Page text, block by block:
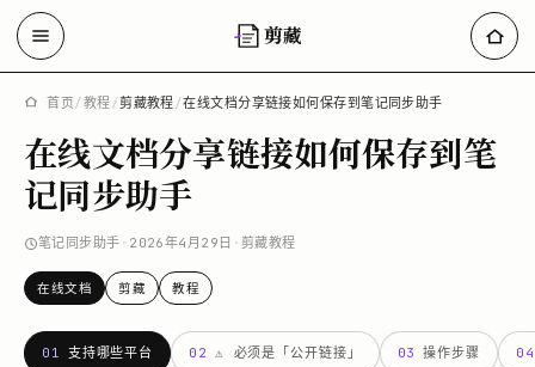
剪藏
首页/教程/剪藏教程/在线文档分享链接如何保存到笔记同步助手
在线文档分享链接如何保存到笔
记同步助手
笔记同步助手 · 2026年4月29日 · 剪藏教程
在线文档 剪藏 教程
01 支持哪些平台 02 ⚠️ 必须是「公开链接」 03 操作步骤 04